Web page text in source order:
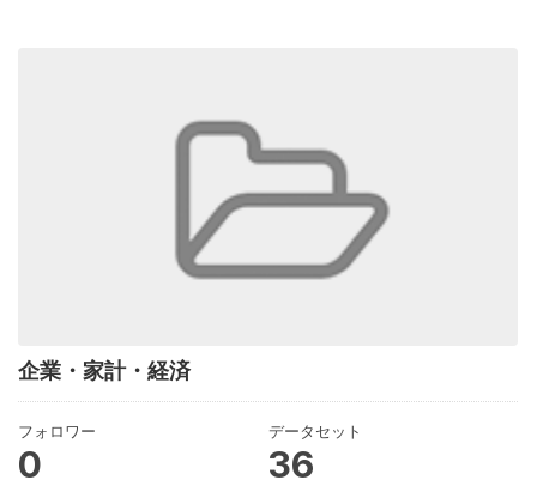
企業・家計・経済
フォロワー
0
データセット
36